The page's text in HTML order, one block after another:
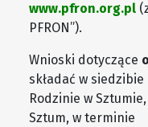
www.pfron.org.pl
PFRON”).
Wnioski dotyczące
składać w
Rodzinie w
Sztum, w terminie